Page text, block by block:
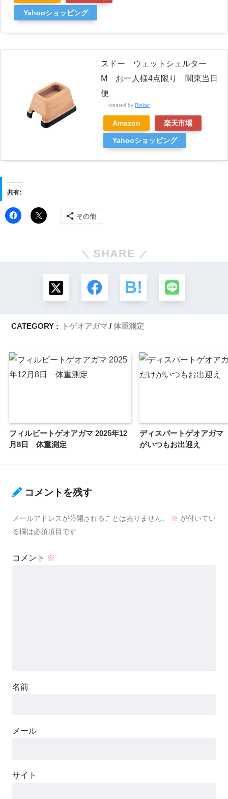
Yahooショッピング
スドー ウェットシェルター
M お一人様4点限り 関東当日
便
created by Rinker
Amazon 楽天市場
Yahooショッピング
共有:
その他
SHARE
CATEGORY : トゲオアガマ 体重測定
フィルビートゲオアガマ 2025年12
月8日 体重測定
ディスパートゲオアガ
がいつもお出迎え
コメントを残す
メールアドレスが公開されることはありません。 ※ が付いてい
る欄は必須項目です
コメント ※
名前
メール
サイト